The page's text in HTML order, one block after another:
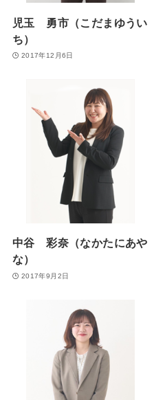
児玉 勇市（こだまゆうい
ち）
2017年12月6日
中谷 彩奈（なかたにあや
な）
2017年9月2日